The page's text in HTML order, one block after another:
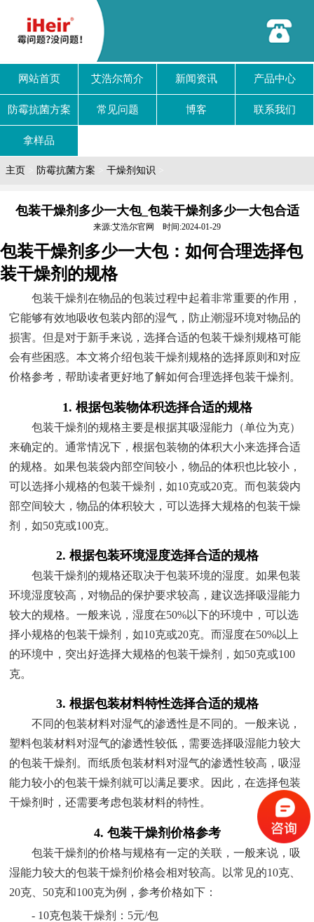
网站首页 艾浩尔简介 新闻资讯 产品中心
防霉抗菌方案 常见问题 博客 联系我们
拿样品
主页 防霉抗菌方案 干燥剂知识
包装干燥剂多少一大包_包装干燥剂多少一大包合适
来源:艾浩尔官网 时间:2024-01-29
包装干燥剂多少一大包：如何合理选择包
装干燥剂的规格
包装干燥剂在物品的包装过程中起着非常重要的作用，
它能够有效地吸收包装内部的湿气，防止潮湿环境对物品的
损害。但是对于新手来说，选择合适的包装干燥剂规格可能
会有些困惑。本文将介绍包装干燥剂规格的选择原则和对应
价格参考，帮助读者更好地了解如何合理选择包装干燥剂。
1. 根据包装物体积选择合适的规格
包装干燥剂的规格主要是根据其吸湿能力（单位为克）
来确定的。通常情况下，根据包装物的体积大小来选择合适
的规格。如果包装袋内部空间较小，物品的体积也比较小，
可以选择小规格的包装干燥剂，如10克或20克。而包装袋内
部空间较大，物品的体积较大，可以选择大规格的包装干燥
剂，如50克或100克。
2. 根据包装环境湿度选择合适的规格
包装干燥剂的规格还取决于包装环境的湿度。如果包装
环境湿度较高，对物品的保护要求较高，建议选择吸湿能力
较大的规格。一般来说，湿度在50%以下的环境中，可以选
择小规格的包装干燥剂，如10克或20克。而湿度在50%以上
的环境中，突出好选择大规格的包装干燥剂，如50克或100
克。
3. 根据包装材料特性选择合适的规格
不同的包装材料对湿气的渗透性是不同的。一般来说，
塑料包装材料对湿气的渗透性较低，需要选择吸湿能力较大
的包装干燥剂。而纸质包装材料对湿气的渗透性较高，吸湿
能力较小的包装干燥剂就可以满足要求。因此，在选择包装
干燥剂时，还需要考虑包装材料的特性。
4. 包装干燥剂价格参考
包装干燥剂的价格与规格有一定的关联，一般来说，吸
湿能力较大的包装干燥剂价格会相对较高。以常见的10克、
20克、50克和100克为例，参考价格如下：
- 10克包装干燥剂：5元/包